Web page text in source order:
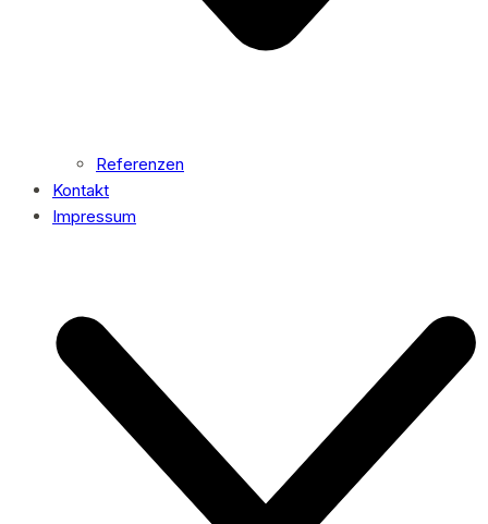
Referenzen
Kontakt
Impressum